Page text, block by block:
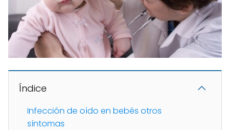
Índice
Infección de oído en bebés otros
síntomas